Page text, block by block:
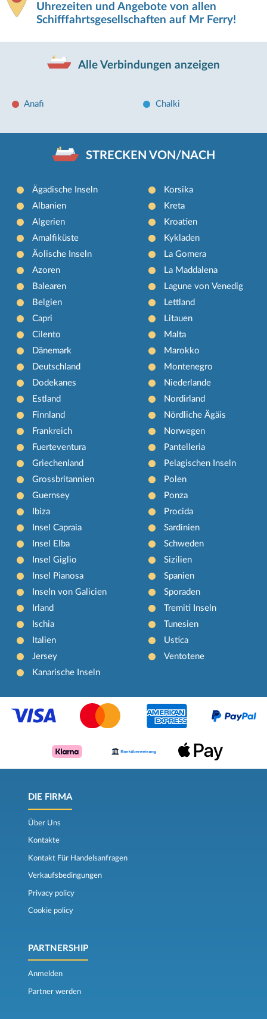
Uhrezeiten und Angebote von allen
Schifffahrtsgesellschaften auf Mr Ferry!
Alle Verbindungen anzeigen
Anafi Chalki
STRECKEN VON/NACH
Ägadische Inseln
Albanien
Algerien
Amalfiküste
Äolische Inseln
Azoren
Balearen
Belgien
Capri
Cilento
Dänemark
Deutschland
Dodekanes
Estland
Finnland
Frankreich
Fuerteventura
Griechenland
Grossbritannien
Guernsey
Ibiza
Insel Capraia
Insel Elba
Insel Giglio
Insel Pianosa
Inseln von Galicien
Irland
Ischia
Italien
Jersey
Kanarische Inseln
Korsika
Kreta
Kroatien
Kykladen
La Gomera
La Maddalena
Lagune von Venedig
Lettland
Litauen
Malta
Marokko
Montenegro
Niederlande
Nordirland
Nördliche Ägäis
Norwegen
Pantelleria
Pelagischen Inseln
Polen
Ponza
Procida
Sardinien
Schweden
Sizilien
Spanien
Sporaden
Tremiti Inseln
Tunesien
Ustica
Ventotene
DIE FIRMA
Über Uns
Kontakte
Kontakt Für Handelsanfragen
Verkaufsbedingungen
Privacy policy
Cookie policy
PARTNERSHIP
Anmelden
Partner werden